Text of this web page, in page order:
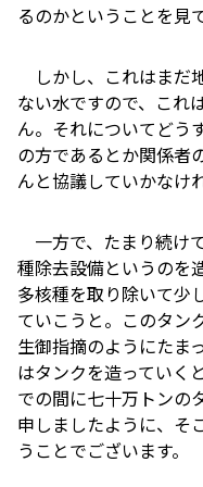
るのかということを見
しかし、これはまだ
ない水ですので、これ
ん。それについてどう
の方であるとか関係者
んと協議していかなけ
一方で、たまり続け
種除去設備というのを
多核種を取り除いて少
ていこうと。このタン
生御指摘のようにたま
はタンクを造っていく
での間に七十万トンの
申しましたように、そ
うことでございます。